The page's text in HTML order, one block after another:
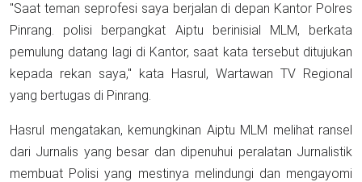
"Saat teman seprofesi saya berjalan di depan Kantor Polres
Pinrang. polisi berpangkat Aiptu berinisial MLM, berkata
pemulung datang lagi di Kantor, saat kata tersebut ditujukan
kepada rekan saya," kata Hasrul, Wartawan TV Regional
yang bertugas di Pinrang.
Hasrul mengatakan, kemungkinan Aiptu MLM melihat ransel
dari Jurnalis yang besar dan dipenuhui peralatan Jurnalistik
membuat Polisi yang mestinya melindungi dan mengayomi